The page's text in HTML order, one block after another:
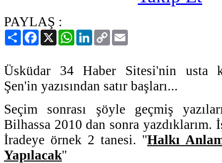
PAYLAŞ :
PaylaşFacebook
X WhatsAppLinkedIn
Copy
Link
Üsküdar 34 Haber Sitesi'nin usta
Şen'in yazısından satır başları...
Seçim sonrası şöyle geçmiş
Bilhassa 2010 dan sonra
İradeye örnek 2 tanesi. ''Halkı
Yapılacak''